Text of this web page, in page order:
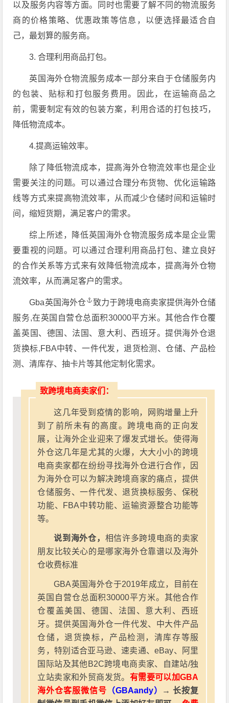
以及服务内容等方面。同时也需要了解不同的物流服务
商的价格策略、优惠政策等信息，以便选择最适合自
己，最划算的服务商。
3. 合理利用商品打包。
英国海外仓物流服务成本一部分来自于仓储服务内
的包装、贴标和打包服务费用。因此，在运输商品之
前，需要制定有效的包装方案，利用合适的打包技巧，
降低物流成本。
4.提高运输效率。
除了降低物流成本，提高海外仓物流效率也是企业
需要关注的问题。可以通过合理分布货物、优化运输路
线等方式来提高物流效率，从而减少仓储时间和运输时
间，缩短货期，满足客户的需求。
综上所述，降低英国海外仓物流服务成本是企业需
要重视的问题。可以通过合理利用商品打包、建立良好
的合作关系等方式来有效降低物流成本，提高海外仓物
流效率，从而满足客户的需求。
Gba英国海外仓
致力于跨境电商卖家提供海外仓储
服务,在英国自营仓总面积30000平方米。其他合作仓覆
盖英国、德国、法国、意大利、西班牙。提供海外仓退
货换标,FBA中转、一件代发，退货检测、仓储、产品检
测、清库存、抽卡片等其他定制化需求。
致跨境电商卖家们：
这几年受到疫情的影响，网购增量上升
到了前所未有的高度。跨境电商的正向发
展，让海外企业迎来了爆发式增长。使得海
外仓这几年是尤其的火爆，大大小小的跨境
电商卖家都在纷纷寻找海外仓进行合作，因
为海外仓可以为解决跨境商家的痛点，提供
仓储服务、一件代发、退货换标服务、保税
功能、FBA中转功能、运输资源整合功能等
等。
说到海外仓， 相信许多跨境电商的卖家
朋友比较关心的是哪家海外仓靠谱以及海外
仓收费标准
GBA英国海外仓于2019年成立，目前在
英国自营仓总面积30000平方米。其他合作
仓覆盖美国、德国、法国、意大利、西班
牙。提供英国海外仓一件代发、中大件产品
仓储，退货换标，产品检测，清库存等服
务，特别适合亚马逊、速卖通、eBay、阿里
国际站及其他B2C跨境电商卖家、自建站/独
立站卖家和外贸商发货。 有需要可以加GBA
海外仓客服微信号 （GBAandy）
→ 长按复